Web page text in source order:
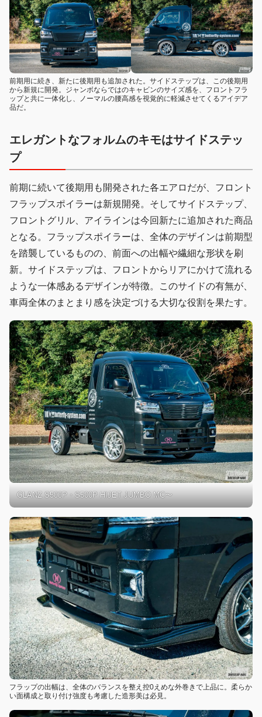
前期用に続き、新たに後期用も追加された。サイドステップは、この後期用
から新規に開発。ジャンボならではのキャビンのサイズ感を、フロントフラ
ップと共に一体化し、ノーマルの腰高感を視覚的に軽減させてくるアイデア
品だ。
エレガントなフォルムのキモはサイドステッ
プ
前期に続いて後期用も開発された各エアロだが、フロント
フラップスポイラーは新規開発。そしてサイドステップ、
フロントグリル、アイラインは今回新たに追加された商品
となる。フラップスポイラーは、全体のデザインは前期型
を踏襲しているものの、前面への出幅や繊細な形状を刷
新。サイドステップは、フロントからリアにかけて流れる
ような一体感あるデザインが特徴。このサイドの有無が、
車両全体のまとまり感を決定づける大切な役割を果たす。
GLANZ S500P・S500P HIJET JUMBO MC〜
フラップの出幅は、全体のバランスを整え控0えめな外巻きで上品に。柔らか
い面構成と取り付け強度も考慮した造形美は必見。